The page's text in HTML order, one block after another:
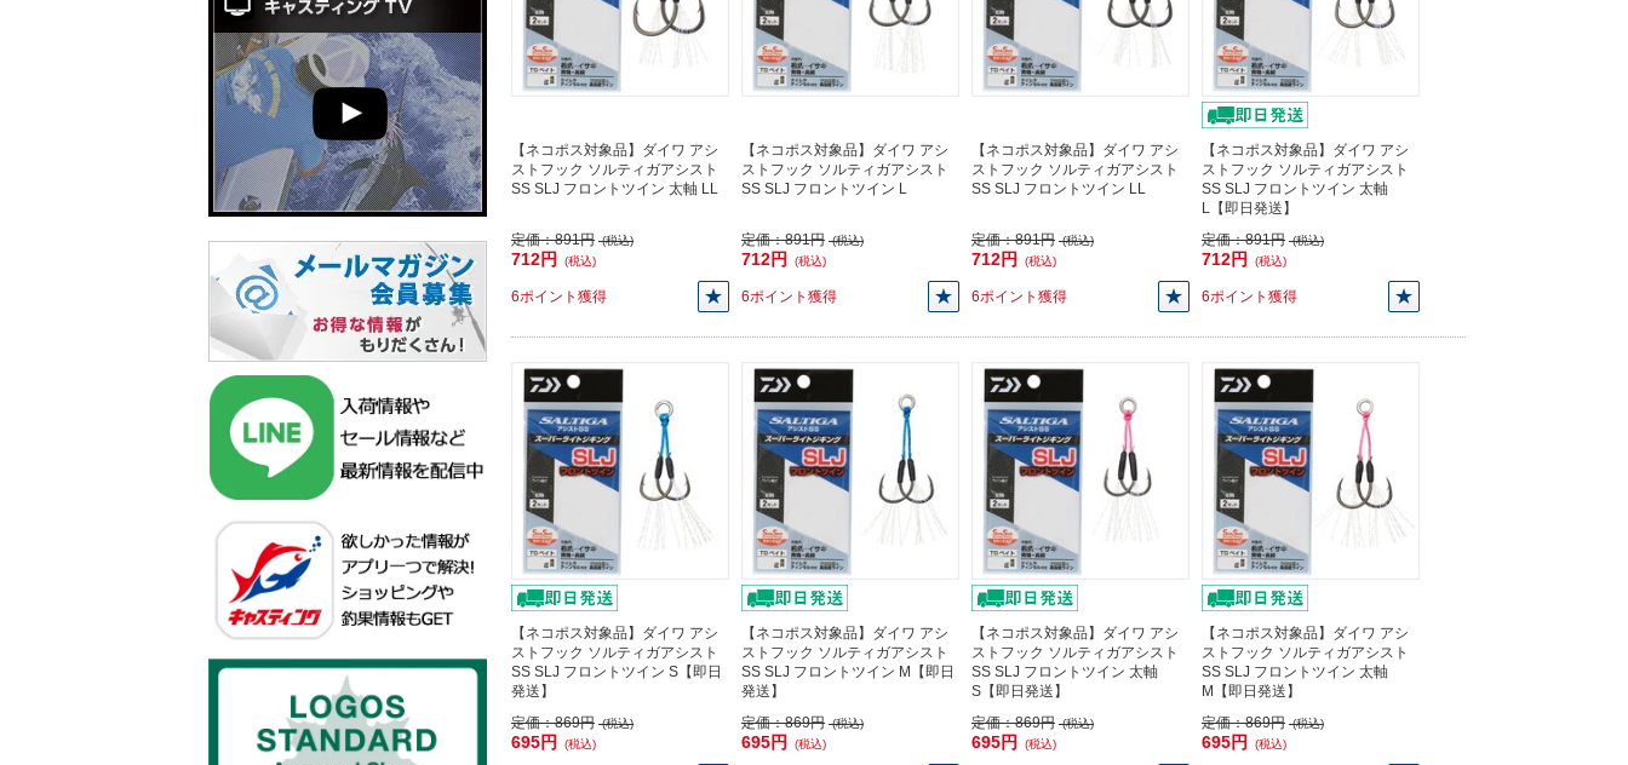
【ネコポス対象品】ダイワ アシ
ストフック ソルティガアシスト
SS SLJ フロントツイン 太軸 LL
定価：891円 (税込)
712円 (税込)
6ポイント獲得
【ネコポス対象品】ダイワ アシ
ストフック ソルティガアシスト
SS SLJ フロントツイン L
定価：891円 (税込)
712円 (税込)
6ポイント獲得
【ネコポス対象品】ダイワ アシ
ストフック ソルティガアシスト
SS SLJ フロントツイン LL
定価：891円 (税込)
712円 (税込)
6ポイント獲得
【ネコポス対象品】ダイワ アシ
ストフック ソルティガアシスト
SS SLJ フロントツイン 太軸
L【即日発送】
定価：891円 (税込)
712円 (税込)
6ポイント獲得
【ネコポス対象品】ダイワ アシ
ストフック ソルティガアシスト
SS SLJ フロントツイン S【即日
発送】
定価：869円 (税込)
695円 (税込)
【ネコポス対象品】ダイワ アシ
ストフック ソルティガアシスト
SS SLJ フロントツイン M【即日
発送】
定価：869円 (税込)
695円 (税込)
【ネコポス対象品】ダイワ アシ
ストフック ソルティガアシスト
SS SLJ フロントツイン 太軸
S【即日発送】
定価：869円 (税込)
695円 (税込)
【ネコポス対象品】ダイワ アシ
ストフック ソルティガアシスト
SS SLJ フロントツイン 太軸
M【即日発送】
定価：869円 (税込)
695円 (税込)